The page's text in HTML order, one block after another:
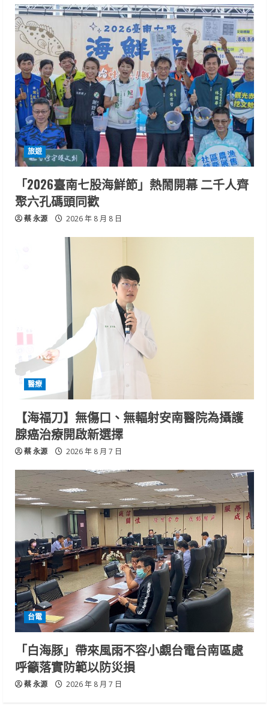
旅遊
「2026臺南七股海鮮節」熱鬧開幕 二千人齊
聚六孔碼頭同歡
蔡 永源 2026 年 8 月 8 日
醫療
【海福刀】無傷口、無輻射安南醫院為攝護
腺癌治療開啟新選擇
蔡 永源 2026 年 8 月 7 日
台電
「白海豚」帶來風雨不容小覷台電台南區處
呼籲落實防範以防災損
蔡 永源 2026 年 8 月 7 日